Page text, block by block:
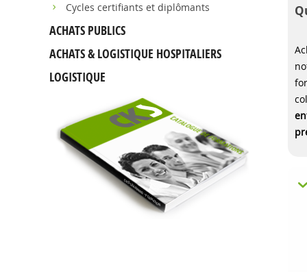
Cycles certifiants et diplômants
ACHATS PUBLICS
ACHATS & LOGISTIQUE HOSPITALIERS
LOGISTIQUE